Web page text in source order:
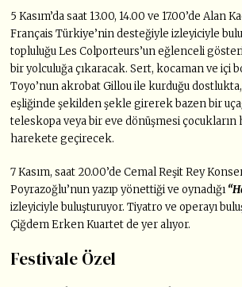
5 Kasım’da saat 13.00, 14.00 ve 17.00’de Alan
Français Türkiye’nin desteğiyle izleyiciyle
topluluğu Les Colporteurs’un eğlenceli
bir yolculuğa çıkaracak. Sert, kocaman ve içi
Toyo’nun akrobat Gillou ile kurduğu
eşliğinde şekilden şekle girerek bazen bir
teleskopa veya bir eve dönüşmesi çocukların
harekete geçirecek.
7 Kasım, saat 20.00’de Cemal Reşit Rey
Poyrazoğlu’nun yazıp yönettiği ve oynadığı
izleyiciyle buluşturuyor. Tiyatro ve operayı
Çiğdem Erken Kuartet de yer alıyor.
Festivale Özel